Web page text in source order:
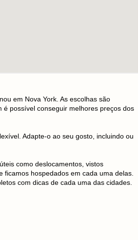
em Nova York. As escolhas são
é possível conseguir melhores preços dos
Adapte-o ao seu gosto, incluindo ou
como deslocamentos, vistos
hospedados em cada uma delas.
com dicas de cada uma das cidades.